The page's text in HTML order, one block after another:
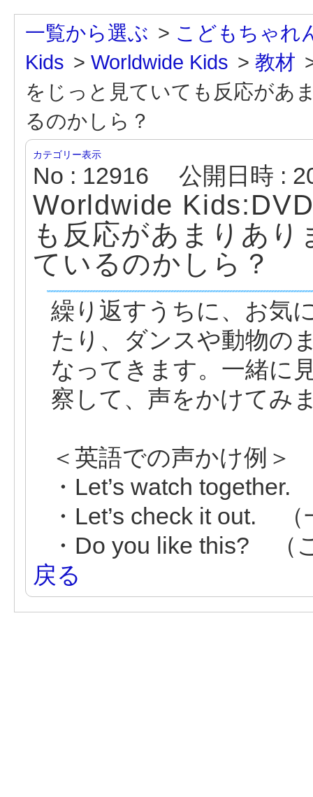
一覧から選ぶ > こどもちゃれ
Kids > Worldwide Kids > 教材
をじっと見ていても反応があ
るのかしら？
カテゴリー表示
No : 12916 公開日時 :
Worldwide
も反応があまりあ
ているのかしら？
繰り返すうちに、お気
たり、ダンスや動物の
なってきます。一緒に
察して、声をかけてみ
＜英語での声かけ例＞
・Let’s watch
・Let’s check it out.
・Do you like this? （
戻る